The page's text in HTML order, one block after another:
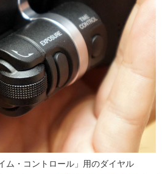
ム・コントロール」用のダイヤル